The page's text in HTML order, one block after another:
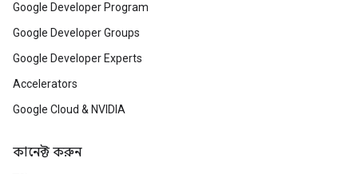
Google Developer Program
Google Developer Groups
Google Developer Experts
Accelerators
Google Cloud & NVIDIA
কানেক্ট করুন